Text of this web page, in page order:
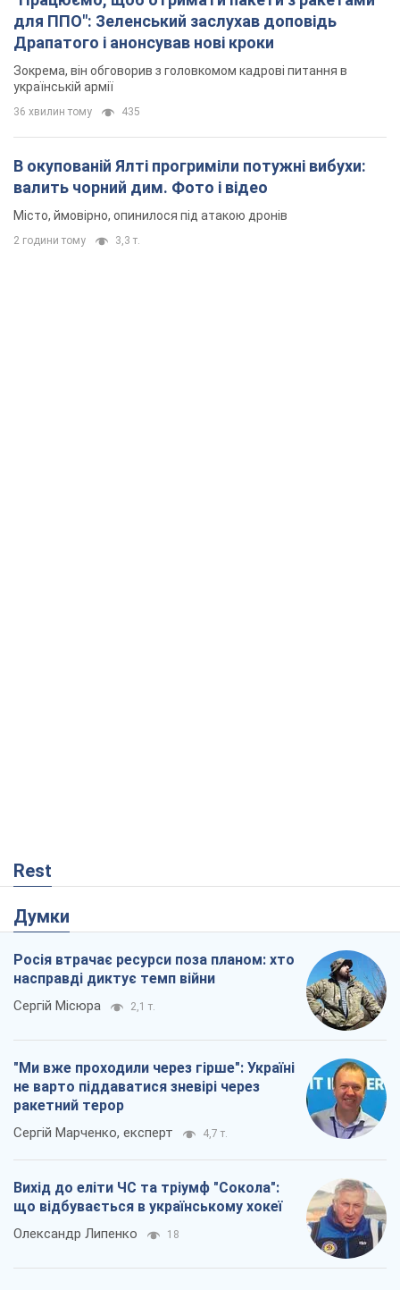
для ППО": Зеленський заслухав доповідь
Драпатого і анонсував нові кроки
Зокрема, він обговорив з головкомом кадрові питання в
українській армії
36 хвилин тому 435
В окупованій Ялті прогриміли потужні вибухи:
валить чорний дим. Фото і відео
Місто, ймовірно, опинилося під атакою дронів
2 години тому 3,3 т.
Rest
Думки
Росія втрачає ресурси поза планом: хто
насправді диктує темп війни
Сергій Місюра 2,1 т.
"Ми вже проходили через гірше": Україні
не варто піддаватися зневірі через
ракетний терор
Сергій Марченко, експерт 4,7 т.
Вихід до еліти ЧС та тріумф "Сокола":
що відбувається в українському хокеї
Олександр Липенко 18